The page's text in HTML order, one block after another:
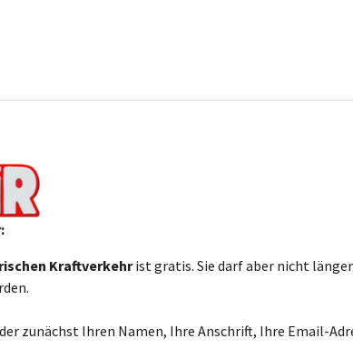
Kraftverkehrist gratis. Sie darf aber nicht
zunächst Ihren Namen, Ihre Anschrift, Ihre Email-